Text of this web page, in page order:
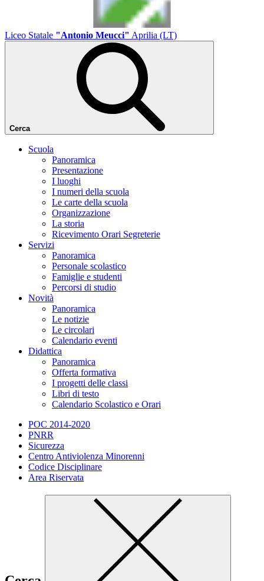
Liceo Statale "Antonio Meucci" Aprilia (LT)
Cerca
Scuola
Panoramica
Presentazione
I luoghi
I numeri della scuola
Le carte della scuola
Organizzazione
La storia
Ricevimento Orari Segreterie
Servizi
Panoramica
Personale scolastico
Famiglie e studenti
Percorsi di studio
Novità
Panoramica
Le notizie
Le circolari
Calendario eventi
Didattica
Panoramica
Offerta formativa
I progetti delle classi
Libri di testo
Calendario Scolastico e Orari
POC 2014-2020
PNRR
Sicurezza
Centro Antiviolenza Minorenni
Codice Disciplinare
Area Riservata